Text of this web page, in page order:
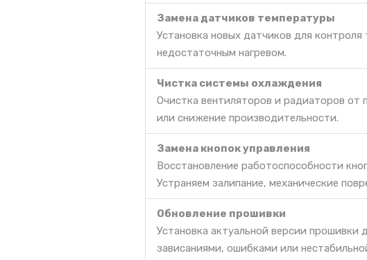
Замена датчиков температуры
Установка новых датчиков для
недостаточным нагревом.
Чистка системы охлаждения
Очистка вентиляторов и радиаторов от
или снижение производительности.
Замена кнопок управления
Восстановление работоспособности
Устраняем залипание, механические
Обновление прошивки
Установка актуальной версии
зависаниями, ошибками или